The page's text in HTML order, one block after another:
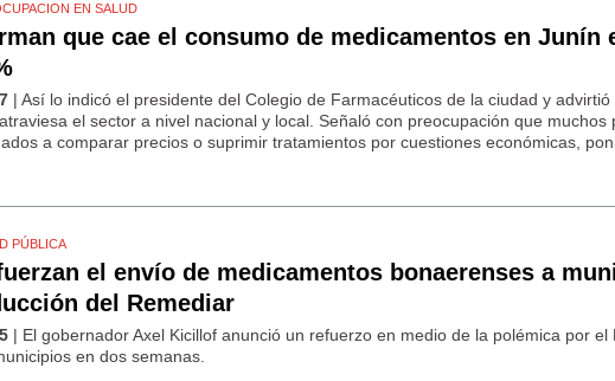
EN SALUD
que cae el consumo de medicamentos en Junín
| Así lo indicó el presidente del Colegio de Farmacéuticos de la ciudad y
el sector a nivel nacional y local. Señaló con preocupación que muchos
a comparar precios o suprimir tratamientos por cuestiones económicas,
PÚBLICA
el envío de medicamentos bonaerenses a
del Remediar
| El gobernador Axel Kicillof anunció un refuerzo en medio de la polémica por el
en dos semanas.